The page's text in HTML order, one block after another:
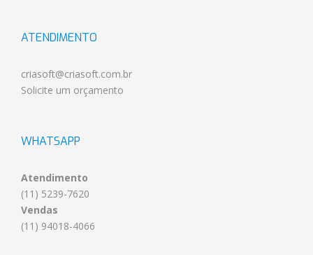
ATENDIMENTO
criasoft@criasoft.com.br
Solicite um orçamento
WHATSAPP
Atendimento
(11) 5239-7620
Vendas
(11) 94018-4066